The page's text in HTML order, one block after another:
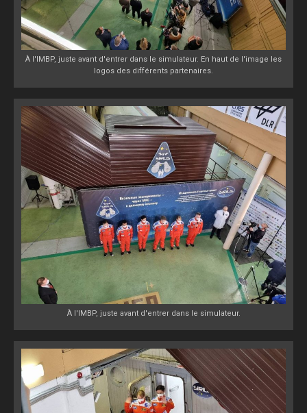
À l'IMBP, juste avant d'entrer dans le simulateur. En haut de l'image les
logos des différents partenaires.
À l'IMBP, juste avant d'entrer dans le simulateur.